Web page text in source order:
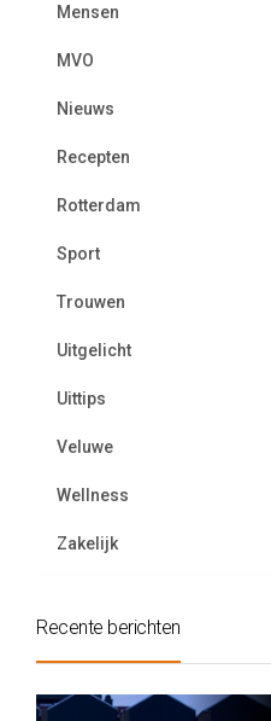
Mensen
MVO
Nieuws
Recepten
Rotterdam
Sport
Trouwen
Uitgelicht
Uittips
Veluwe
Wellness
Zakelijk
Recente berichten